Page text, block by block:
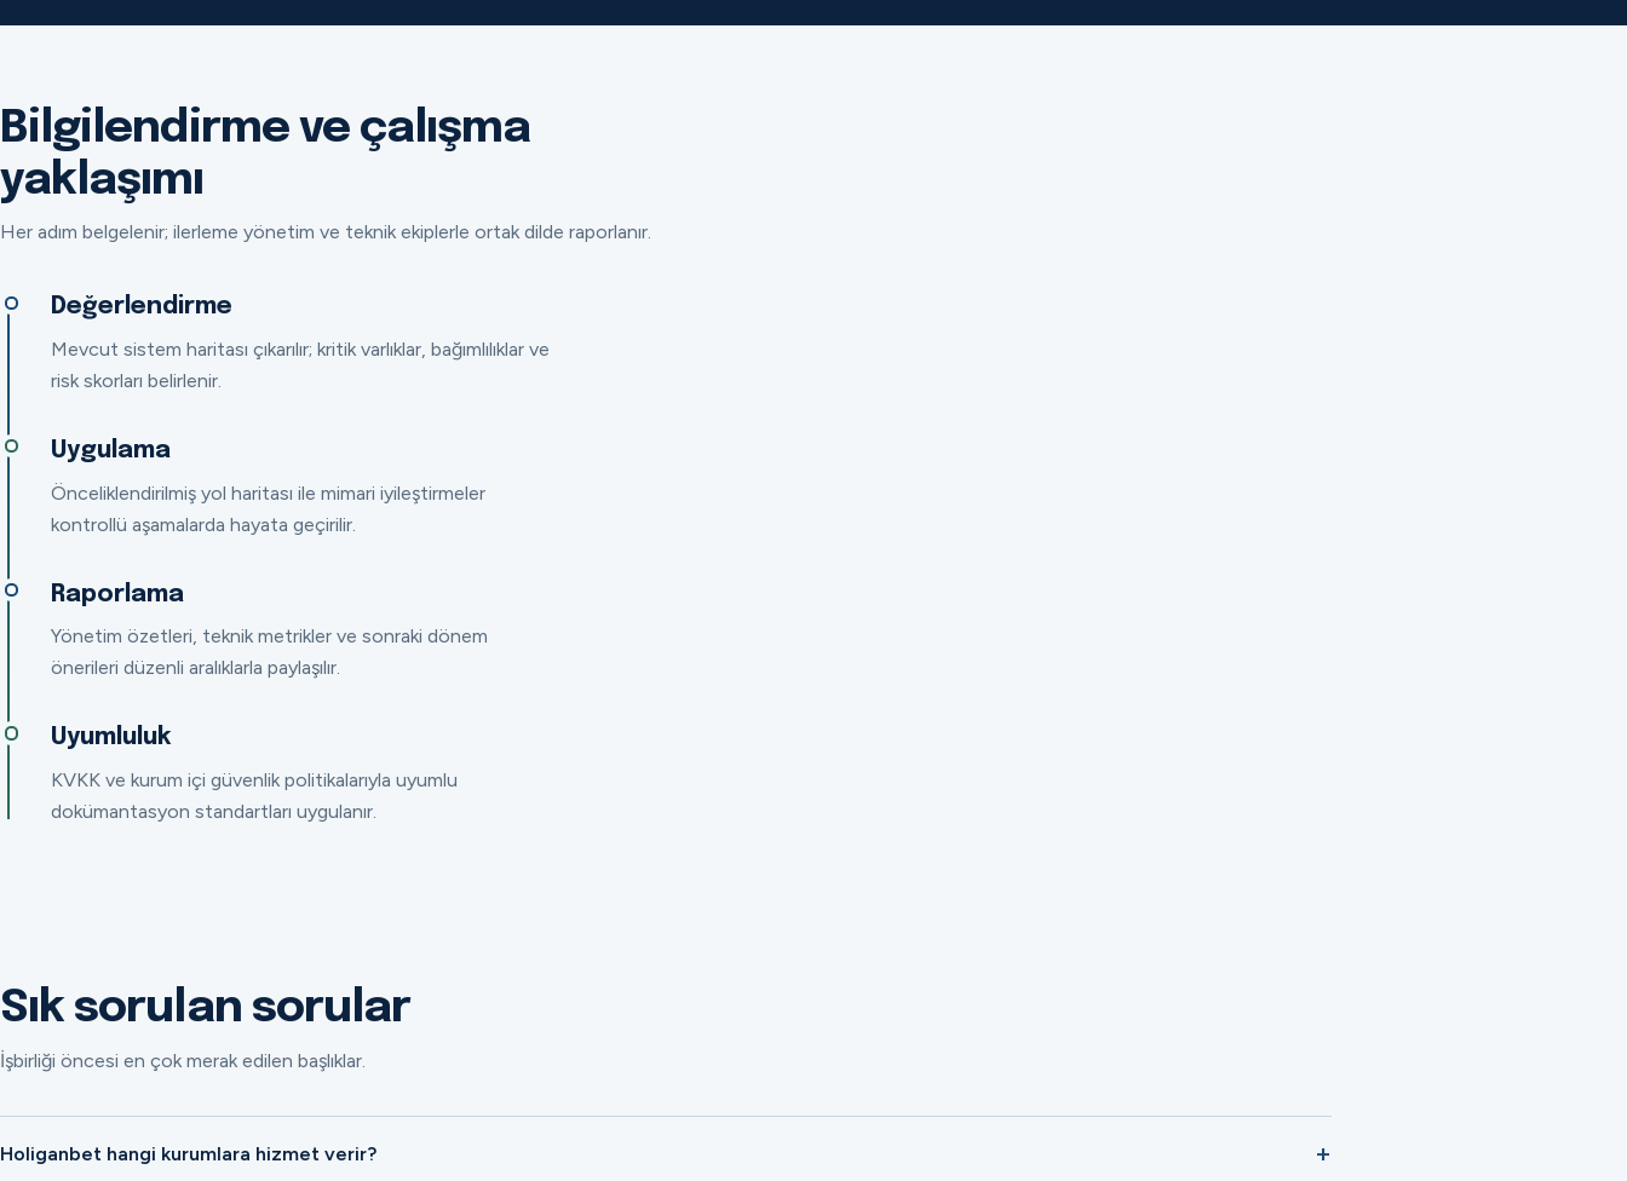
Bilgilendirme ve çalışma
yaklaşımı
Her adım belgelenir; ilerleme yönetim ve teknik ekiplerle ortak dilde raporlanır.
Değerlendirme
Mevcut sistem haritası çıkarılır; kritik varlıklar, bağımlılıklar ve
risk skorları belirlenir.
Uygulama
Önceliklendirilmiş yol haritası ile mimari iyileştirmeler
kontrollü aşamalarda hayata geçirilir.
Raporlama
Yönetim özetleri, teknik metrikler ve sonraki dönem
önerileri düzenli aralıklarla paylaşılır.
Uyumluluk
KVKK ve kurum içi güvenlik politikalarıyla uyumlu
dokümantasyon standartları uygulanır.
Sık sorulan sorular
İşbirliği öncesi en çok merak edilen başlıklar.
Holiganbet hangi kurumlara hizmet verir?